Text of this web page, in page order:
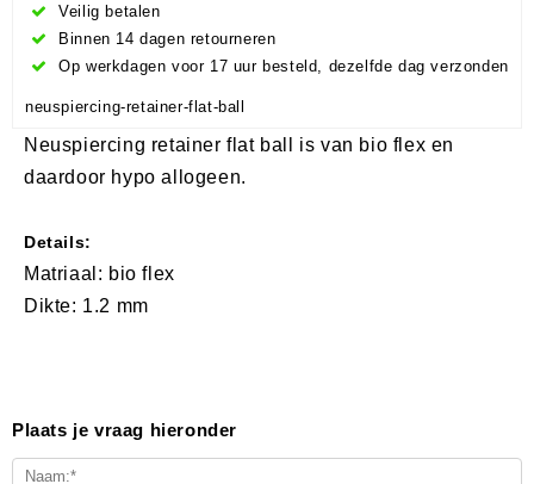
Veilig betalen
Binnen 14 dagen retourneren
Op werkdagen voor 17 uur besteld, dezelfde dag verzonden
neuspiercing-retainer-flat-ball
Neuspiercing retainer flat ball is van bio flex en
daardoor hypo allogeen.
Details:
Matriaal: bio flex
Dikte: 1.2 mm
Plaats je vraag hieronder